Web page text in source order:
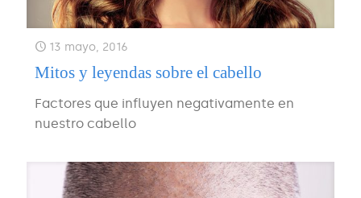
13 mayo, 2016
Mitos y leyendas sobre el cabello
Factores que influyen negativamente en
nuestro cabello